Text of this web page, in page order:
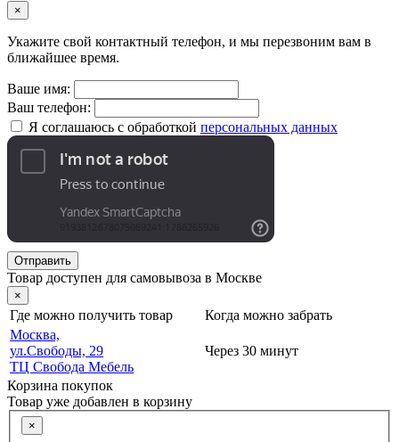
×
Укажите свой контактный телефон, и мы перезвоним вам в
ближайшее время.
Ваше имя:
Ваш телефон:
Я соглашаюсь с обработкой персональных данных
Отправить
Товар доступен для самовывоза в Москве
×
Где можно получить товар
Когда можно забрать
Москва,
ул.Свободы, 29
ТЦ Свобода Мебель
Через 30 минут
Корзина покупок
Товар уже добавлен в корзину
×